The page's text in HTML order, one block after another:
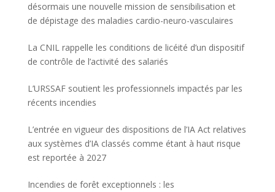
désormais une nouvelle mission de sensibilisation et
de dépistage des maladies cardio-neuro-vasculaires
La CNIL rappelle les conditions de licéité d’un dispositif
de contrôle de l’activité des salariés
L’URSSAF soutient les professionnels impactés par les
récents incendies
L’entrée en vigueur des dispositions de l’IA Act relatives
aux systèmes d’IA classés comme étant à haut risque
est reportée à 2027
Incendies de forêt exceptionnels : les